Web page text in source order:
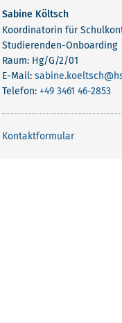
Sabine Költsch
Koordinatorin für
Studierenden-Onboarding
Raum: Hg/G/2/01
E-Mail: sabine.koeltsch
Telefon: +49 3461 46-2853
Kontaktformular